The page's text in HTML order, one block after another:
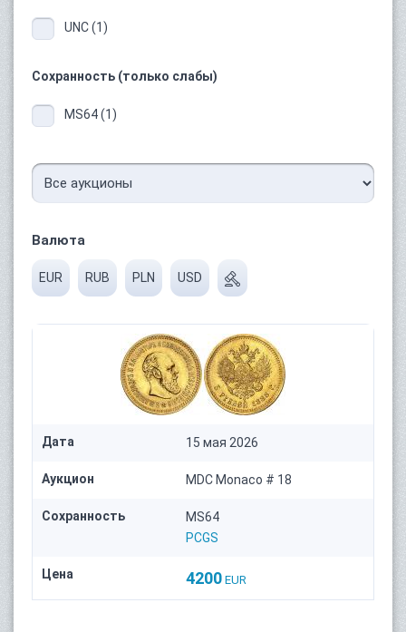
UNC (1)
Сохранность (только слабы)
MS64 (1)
Валюта
EUR RUB PLN USD
Дата 15 мая 2026
Аукцион MDC Monaco # 18
Сохранность
MS64
PCGS
Цена 4200 EUR